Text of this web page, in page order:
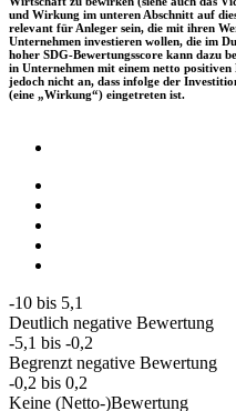
und Wirkung im unteren Abschnitt auf
relevant für Anleger sein, die mit ihren
Unternehmen investieren wollen, die im
hoher SDG-Bewertungsscore kann dazu
in Unternehmen mit einem netto
jedoch nicht an, dass infolge der
(eine „Wirkung“) eingetreten ist.
-10 bis 5,1
Deutlich negative Bewertung
-5,1 bis -0,2
Begrenzt negative Bewertung
-0,2 bis 0,2
Keine (Netto-)Bewertung